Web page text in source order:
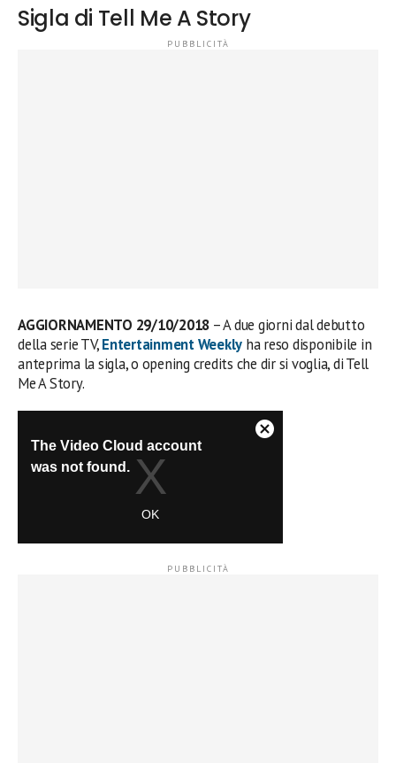
Sigla di Tell Me A Story
AGGIORNAMENTO 29/10/2018 – A due giorni dal debutto
della serie TV,Entertainment Weekly ha reso disponibile in
anteprima la sigla, o opening credits che dir si voglia, di Tell
Me A Story.